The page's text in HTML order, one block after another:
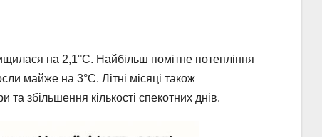
на 2,1°C. Найбільш помітне потепління
майже на 3°C. Літні місяці також
збільшення кількості спекотних днів.